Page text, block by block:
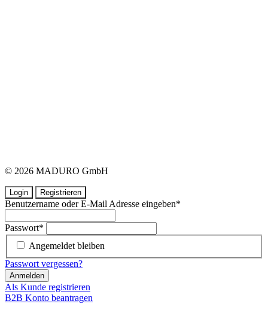
© 2026 MADURO GmbH
Login Registrieren
Benutzername oder E-Mail Adresse eingeben*
Passwort*
Angemeldet bleiben
Passwort vergessen?
Anmelden
Als Kunde registrieren
B2B Konto beantragen